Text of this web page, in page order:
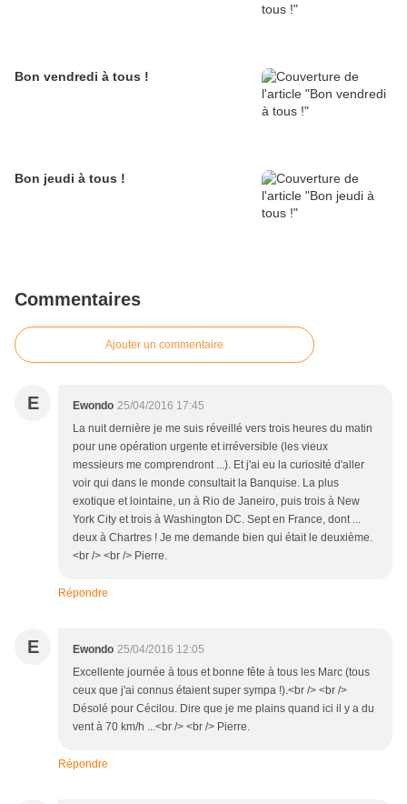
Bon vendredi à tous !
Bon jeudi à tous !
Commentaires
Ajouter un commentaire
E Ewondo 25/04/2016 17:45
La nuit dernière je me suis réveillé vers trois heures du matin
pour une opération urgente et irréversible (les vieux
messieurs me comprendront ...). Et j'ai eu la curiosité d'aller
voir qui dans le monde consultait la Banquise. La plus
exotique et lointaine, un à Rio de Janeiro, puis trois à New
York City et trois à Washington DC. Sept en France, dont ...
deux à Chartres ! Je me demande bien qui était le deuxième.
<br /> <br /> Pierre.
Répondre
E Ewondo 25/04/2016 12:05
Excellente journée à tous et bonne fête à tous les Marc (tous
ceux que j'ai connus étaient super sympa !).<br /> <br />
Désolé pour Cécilou. Dire que je me plains quand ici il y a du
vent à 70 km/h ...<br /> <br /> Pierre.
Répondre